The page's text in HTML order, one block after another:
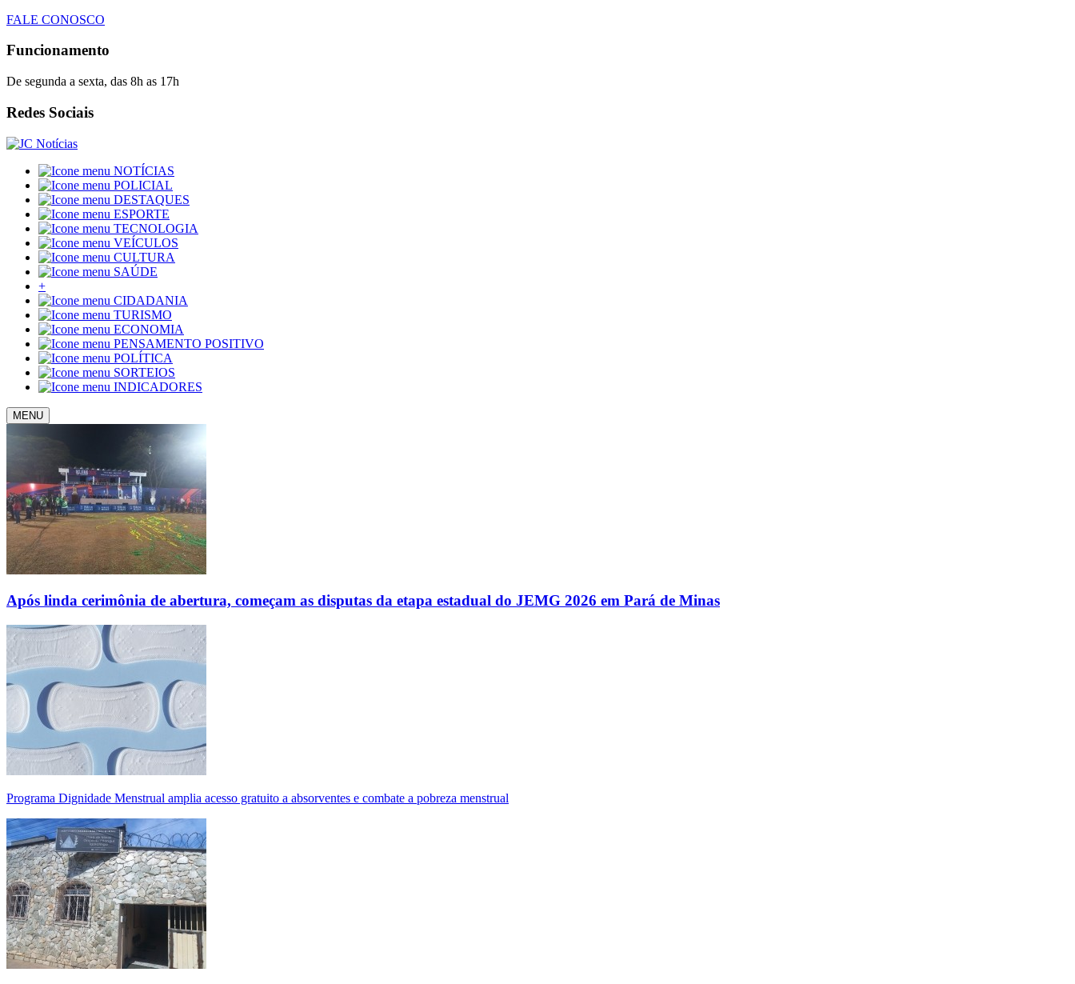
FALE CONOSCO
Funcionamento
De segunda a sexta, das 8h as 17h
Redes Sociais
NOTÍCIAS
POLICIAL
DESTAQUES
ESPORTE
TECNOLOGIA
VEÍCULOS
CULTURA
SAÚDE
+
CIDADANIA
TURISMO
ECONOMIA
PENSAMENTO POSITIVO
POLÍTICA
SORTEIOS
INDICADORES
MENU
Após linda cerimônia de abertura, começam as disputas da etapa estadual do JEMG 2026 em Pará de Minas
Programa Dignidade Menstrual amplia acesso gratuito a absorventes e combate a pobreza menstrual